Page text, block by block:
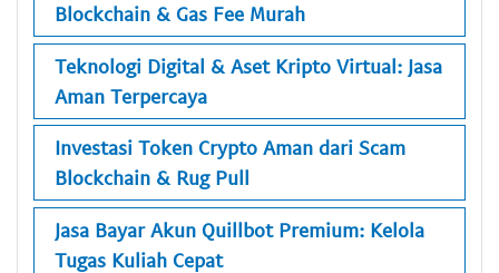
Blockchain & Gas Fee Murah
Teknologi Digital & Aset Kripto Virtual: Jasa
Aman Terpercaya
Investasi Token Crypto Aman dari Scam
Blockchain & Rug Pull
Jasa Bayar Akun Quillbot Premium: Kelola
Tugas Kuliah Cepat